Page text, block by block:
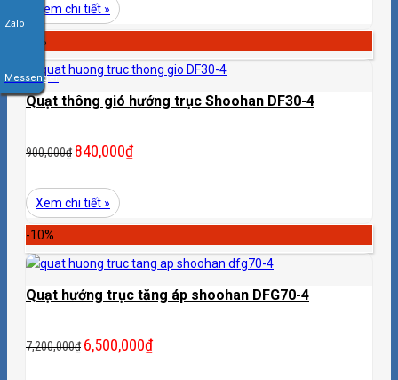
Xem chi tiết »
-7%
Quạt thông gió hướng trục Shoohan DF30-4
900,000₫ 840,000₫
Xem chi tiết »
-10%
Quạt hướng trục tăng áp shoohan DFG70-4
7,200,000₫ 6,500,000₫
Zalo
Messenger